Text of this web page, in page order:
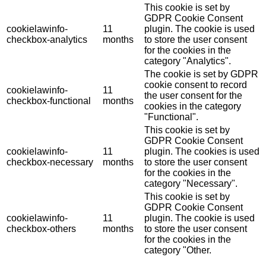
cookielawinfo-
checkbox-analytics
11
months
This cookie is set by
GDPR Cookie Consent
plugin. The cookie is used
to store the user consent
for the cookies in the
category "Analytics".
cookielawinfo-
checkbox-functional
11
months
The cookie is set by GDPR
cookie consent to record
the user consent for the
cookies in the category
"Functional".
cookielawinfo-
checkbox-necessary
11
months
This cookie is set by
GDPR Cookie Consent
plugin. The cookies is used
to store the user consent
for the cookies in the
category "Necessary".
cookielawinfo-
checkbox-others
11
months
This cookie is set by
GDPR Cookie Consent
plugin. The cookie is used
to store the user consent
for the cookies in the
category "Other.